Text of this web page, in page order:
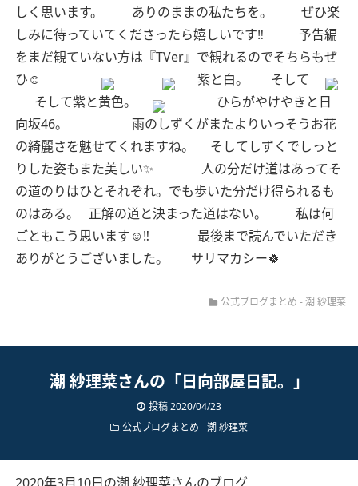
しく思います。
ありのままの私たちを。
ぜひ楽
しみに待っていてくださったら嬉しいです‼︎
予告編
をまだ観ていない方は『TVer』で観れるのでそちらもぜ
ひ☺︎
紫と白。
そして
そして紫と黄色。
ひらがやけやきと日
向坂46。
雨のしずくがまたよりいっそうお花
の綺麗さを魅せてくれますね。
そしてしずくでしっと
りした姿もまた美しい✨
人の分だけ道はあってそ
の道のりはひとそれぞれ。でも歩いた分だけ得られるも
のはある。
正解の道と決まった道はない。
私は何
ごともこう思います☺︎‼︎
最後まで読んでいただき
ありがとうございました。
サリマカシー🍀
公式ブログまとめ -潮 紗理菜
潮 紗理菜さんの「日向部屋日記。」
投稿 2020/04/23
公式ブログまとめ -潮 紗理菜